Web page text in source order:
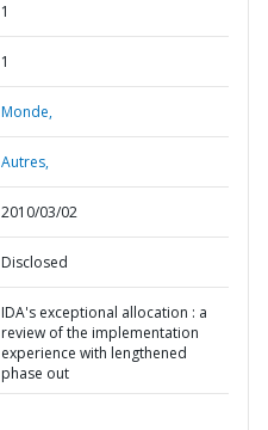
1
1
Monde,
Autres,
2010/03/02
Disclosed
IDA's exceptional allocation : a
review of the implementation
experience with lengthened
phase out